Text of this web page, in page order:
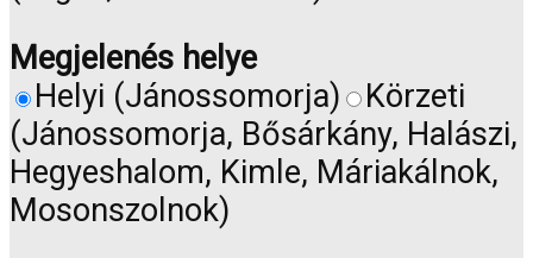
Megjelenés helye
Helyi (Jánossomorja)
Körzeti
(Jánossomorja, Bősárkány, Halászi,
Hegyeshalom, Kimle, Máriakálnok,
Mosonszolnok)